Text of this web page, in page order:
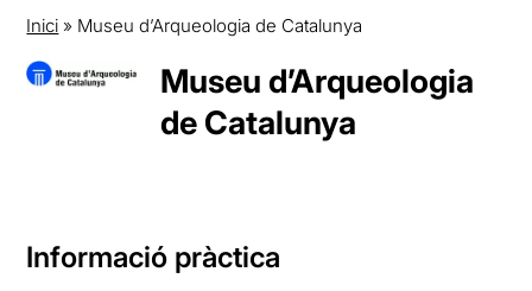
Inici » Museu d’Arqueologia de Catalunya
Museu d’Arqueologia
de Catalunya
Informació pràctica